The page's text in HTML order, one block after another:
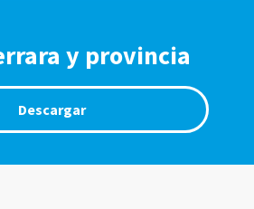
y provincia
Descargar